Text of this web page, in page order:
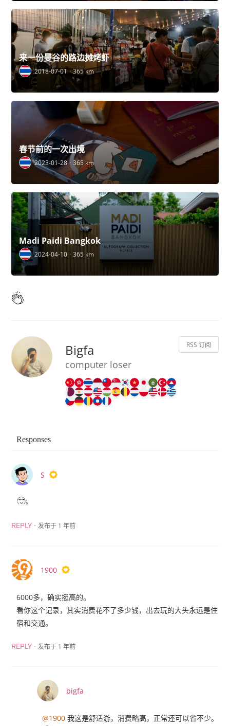
来一份曼谷的路边摊烤虾
2018-07-01 365 km
春节前的一次出境
2023-01-28 365 km
Madi Paidi Bangkok
2024-04-10 365 km
Bigfa
computer loser
RSS 订阅
Responses
S
REPLY ·发布于 1 年前
1900
6000多，确实挺高的。
看你这个记录，其实消费花不了多少钱，出去玩的大头永远是住
宿和交通。
REPLY ·发布于 1 年前
bigfa
@1900 我这是舒适游，消费略高，正常还可以省不少。